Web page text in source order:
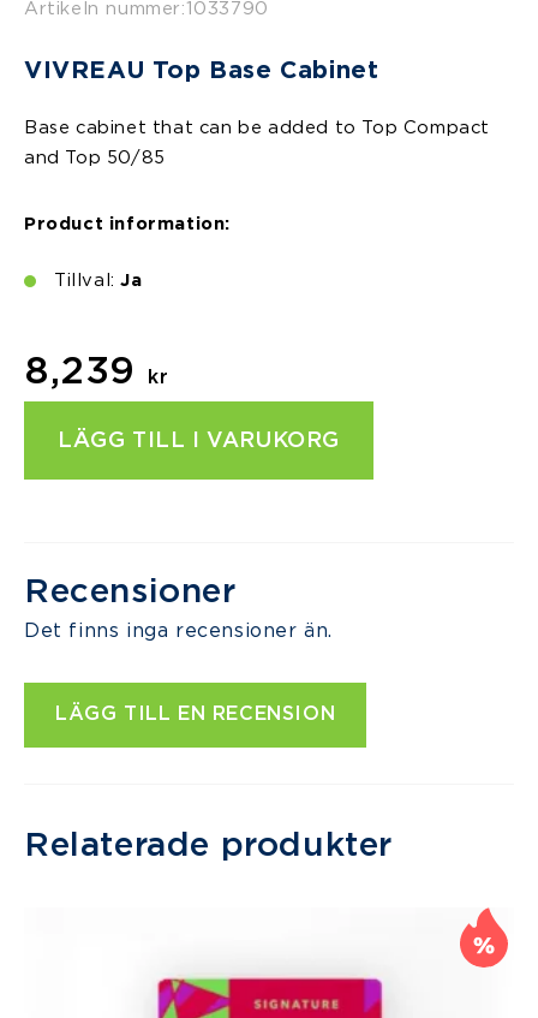
Artikeln nummer:1033790
VIVREAU Top Base Cabinet
Base cabinet that can be added to Top Compact
and Top 50/85
Product information:
Tillval:Ja
8,239 kr
LÄGG TILL I VARUKORG
Recensioner
Det finns inga recensioner än.
LÄGG TILL EN RECENSION
Relaterade produkter